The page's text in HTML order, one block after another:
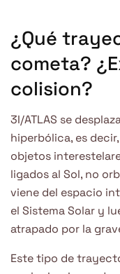
¿Qué
cometa?
colision?
3I/ATLAS se
hiperbólica, es
objetos
ligados al Sol, no
viene del espacio
el Sistema Solar y
atrapado por la
Este tipo de